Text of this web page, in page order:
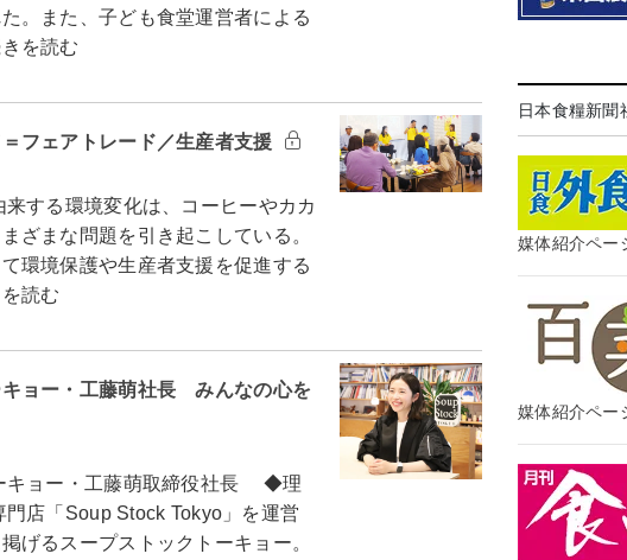
。また、子ども食堂運営者による
を読む
フェアトレード／生産者支援
る環境変化は、コーヒーやカカ
ざまな問題を引き起こしている。
環境保護や生産者支援を促進する
読む
ョー・工藤萌社長 みんなの心を
ョー・工藤萌取締役社長 ◆理
店「Soup Stock Tokyo」を運営
げるスープストックトーキョー。
日本食糧新聞
媒体紹介ペー
媒体紹介ペー